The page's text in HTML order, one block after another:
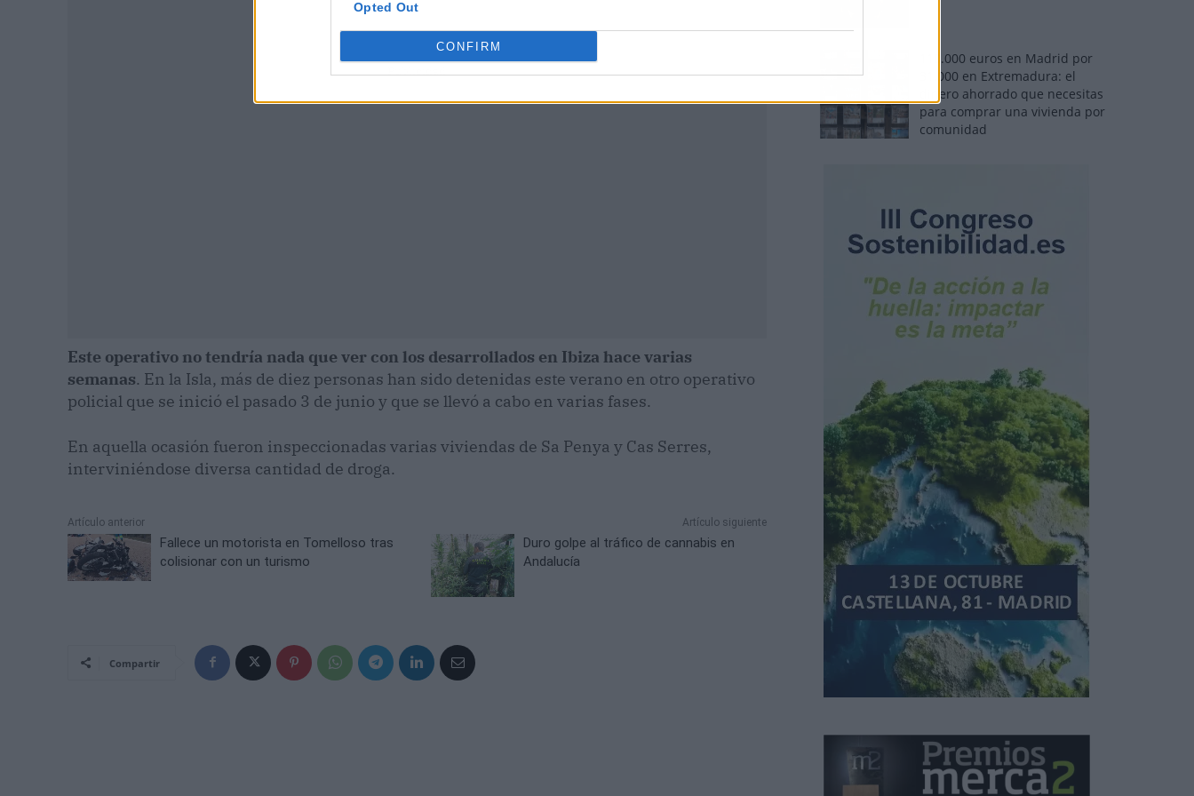
Opted Out
CONFIRM
Publicidad
Este operativo no tendría nada que ver con los desarrollados en Ibiza hace varias
semanas. En la Isla, más de diez personas han sido detenidas este verano en otro operativo
policial que se inició el pasado 3 de junio y que se llevó a cabo en varias fases.
En aquella ocasión fueron inspeccionadas varias viviendas de Sa Penya y Cas Serres,
interviniéndose diversa cantidad de droga.
Artículo anterior
Fallece un motorista en Tomelloso tras
colisionar con un turismo
Artículo siguiente
Duro golpe al tráfico de cannabis en
Andalucía
Compartir
110.000 euros en Madrid por
31.000 en Extremadura: el
dinero ahorrado que necesitas
para comprar una vivienda por
comunidad